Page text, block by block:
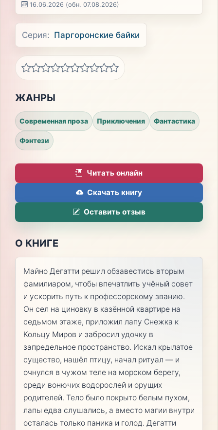
16.06.2026 (обн. 07.08.2026)
Серия: Паргоронские байки
ЖАНРЫ
Современная проза Приключения Фантастика
Фэнтези
Читать онлайн
Скачать книгу
Оставить отзыв
О КНИГЕ
Майно Дегатти решил обзавестись вторым
фамилиаром, чтобы впечатлить учёный совет
и ускорить путь к профессорскому званию.
Он сел на циновку в казённой квартире на
седьмом этаже, приложил лапу Снежка к
Кольцу Миров и забросил удочку в
запредельное пространство. Искал крылатое
существо, нашёл птицу, начал ритуал — и
очнулся в чужом теле на морском берегу,
среди вонючих водорослей и орущих
родителей. Тело было покрыто белым пухом,
лапы едва слушались, а вместо магии внутри
осталась только паника и голод. Дегатти